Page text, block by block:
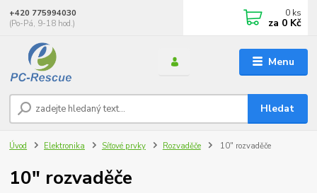
Menu
Hledat
+420 775994030
(Po-Pá, 9-18 hod.)
0 ks
za 0 Kč
Úvod Elektronika Síťové prvky Rozvaděče 10" rozvaděče
10" rozvaděče